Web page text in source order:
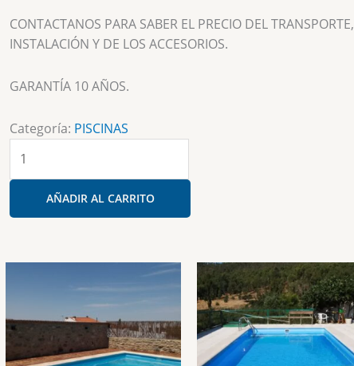
CONTACTANOS PARA SABER EL PRECIO DEL TRANSPORTE,
INSTALACIÓN Y DE LOS ACCESORIOS.
GARANTÍA 10 AÑOS.
Categoría: PISCINAS
M-
1
x
Profundidad)
cantidad
AÑADIR AL CARRITO